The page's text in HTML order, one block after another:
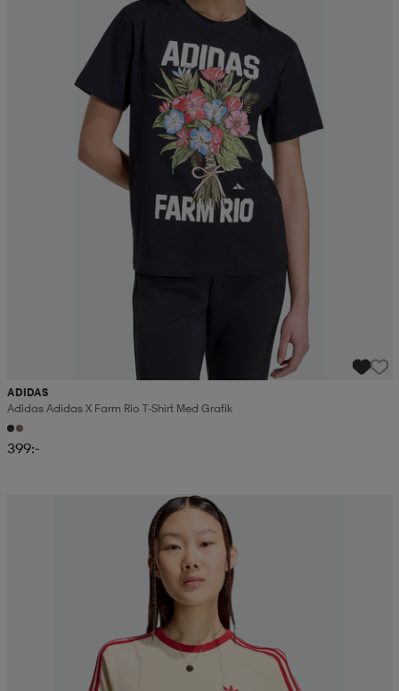
ADIDAS
Adidas Adidas X Farm Rio T-Shirt Med Grafik
399:-